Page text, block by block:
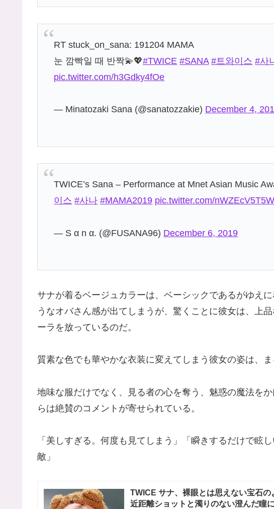
RT stuck_on_sana: 191204 MAMA
눈 깜빡일 때 반짝💫💖#TWICE #SANA #트와이스 #사
pic.twitter.com/h3Gdky4fOe
— Minatozaki Sana (@sanatozzakie) December 4,
TWICE’s Sana – Performance at Mnet Asian Music
이스 #사나 #MAMA2019 pic.twitter.com/nWZEcV5T5W
— S α n α. (@FUSANA96) December 6, 2019
サナが着るベージュカラーは、ベーシックであるがゆえ
うなオバさん感が出てしまうが、驚くことに彼女は、上
ーラを放っているのだ。
質素な色でも華やかな衣装に変えてしまう彼女の姿は、ま
地味な服だけでなく、見る者の心を奪う、魅惑の魔法を
らは絶賛のコメントが寄せられている。
「美しすぎる。何度も見てしまう」「瞬きするだけで眩
敵」
TWICE サナ、裸眼とは思えない宝石
近距離ショットと濁りのない澄んだ瞳